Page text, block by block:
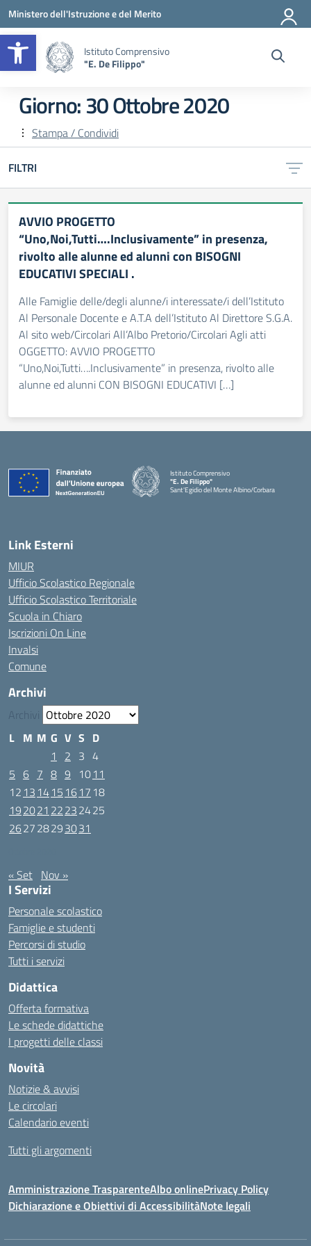
Apri la barra degli strumenti
Vai ai contenuti
Vai al menu di navigazione
Vai al footer
Ministero dell'Istruzione e del Merito
Istituto Comprensivo
"E. De Filippo"
Giorno:30 Ottobre 2020
Stampa / Condividi
FILTRI
AVVIO PROGETTO
“Uno,Noi,Tutti….Inclusivamente” in presenza,
rivolto alle alunne ed alunni con BISOGNI
EDUCATIVI SPECIALI .
Alle Famiglie delle/degli alunne/i interessate/i dell’Istituto
Al Personale Docente e A.T.A dell’Istituto Al Direttore S.G.A.
Al sito web/Circolari All’Albo Pretorio/Circolari Agli atti
OGGETTO: AVVIO PROGETTO
“Uno,Noi,Tutti….Inclusivamente” in presenza, rivolto alle
alunne ed alunni CON BISOGNI EDUCATIVI […]
Istituto Comprensivo
"E. De Filippo"
Sant'Egidio del Monte Albino/Corbara
Link Esterni
MIUR
Ufficio Scolastico Regionale
Ufficio Scolastico Territoriale
Scuola in Chiaro
Iscrizioni On Line
Invalsi
Comune
Archivi
Archivi
L M M G V S D
1
2 3 4
5 6 7 8 9 1011
12 13 1415 1617 18
192021 22232425
262728293031
« Set Nov »
I Servizi
Personale scolastico
Famiglie e studenti
Percorsi di studio
Tutti i servizi
Didattica
Offerta formativa
Le schede didattiche
I progetti delle classi
Novità
Notizie & avvisi
Le circolari
Calendario eventi
Tutti gli argomenti
Amministrazione TrasparenteAlbo onlinePrivacy Policy
Dichiarazione e Obiettivi di AccessibilitàNote legali